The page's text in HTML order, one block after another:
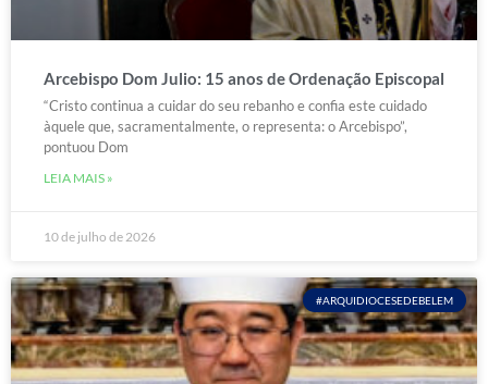
Arcebispo Dom Julio: 15 anos de Ordenação Episcopal
“Cristo continua a cuidar do seu rebanho e confia este cuidado
àquele que, sacramentalmente, o representa: o Arcebispo”,
pontuou Dom
LEIA MAIS »
10 de julho de 2026
#ARQUIDIOCESEDEBELEM